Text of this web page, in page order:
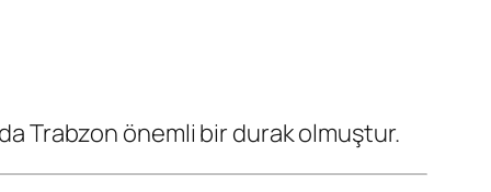
Trabzon önemli bir durak olmuştur.